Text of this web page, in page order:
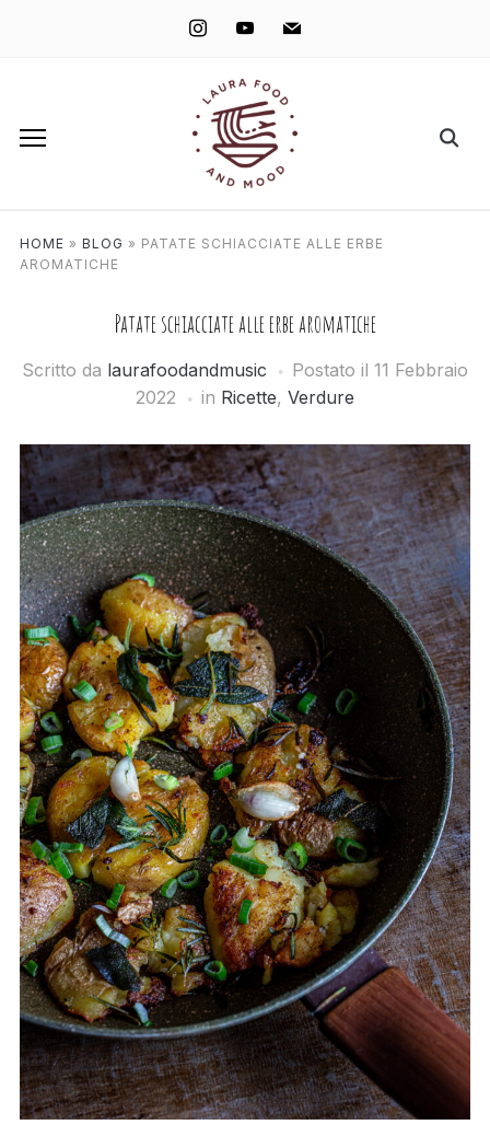
instagramyoutube mail
HOME » BLOG » PATATE SCHIACCIATE ALLE ERBE
AROMATICHE
Patate schiacciate alle erbe aromatiche
Scritto da laurafoodandmusic Postato il 11 Febbraio
2022
in Ricette, Verdure